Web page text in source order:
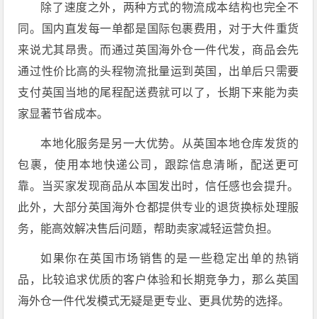
除了速度之外，两种方式的物流成本结构也完全不
同。国内直发每一单都是国际包裹费用，对于大件重货
来说尤其昂贵。而通过英国海外仓一件代发，商品会先
通过性价比高的头程物流批量运到英国，出单后只需要
支付英国当地的尾程配送费就可以了，长期下来能为卖
家显著节省成本。
本地化服务是另一大优势。从英国本地仓库发货的
包裹，使用本地快递公司，跟踪信息清晰，配送更可
靠。当买家发现商品从本国发出时，信任感也会提升。
此外，大部分英国海外仓都提供专业的退货换标处理服
务，能高效解决售后问题，帮助卖家减轻运营负担。
如果你在英国市场销售的是一些稳定出单的热销
品，比较追求优质的客户体验和长期竞争力，那么英国
海外仓一件代发模式无疑是更专业、更具优势的选择。